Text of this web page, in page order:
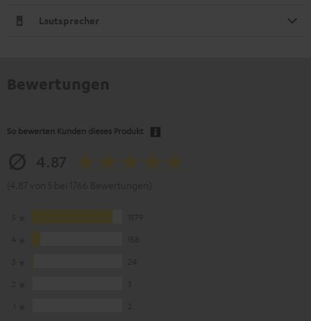
Lautsprecher
So bewerten Kunden dieses Produkt